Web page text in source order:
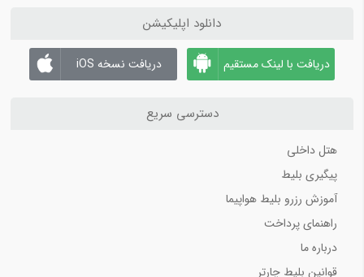
دانلود اپلیکیشن
دریافت با لینک مستقیم دریافت نسخه iOS
دسترسی سریع
هتل داخلی
پیگیری بلیط
آموزش رزرو بلیط هواپیما
راهنمای پرداخت
درباره ما
قوانین بلیط چارتر